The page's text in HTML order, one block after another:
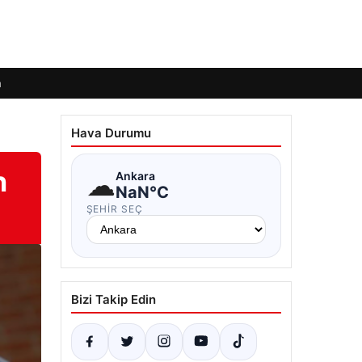
Hava Durumu
☁Ankara
NaN°C
ŞEHIR SEÇ
Bizi Takip Edin